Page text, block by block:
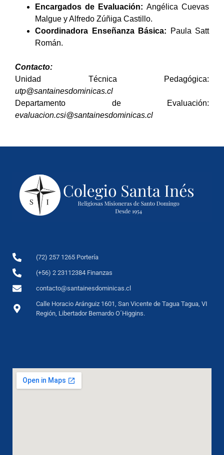
Encargados de Evaluación: Angélica Cuevas
Malgue y Alfredo Zúñiga Castillo.
Coordinadora Enseñanza Básica:
Paula Satt
Román.
Contacto:
Unidad Técnica Pedagógica:
utp@santainesdominicas.cl
Departamento de Evaluación:
evaluacion.csi@santainesdominicas.cl
(72) 257 1265 Portería
(+56) 2 23112384 Finanzas
contacto@santainesdominicas.cl
Calle Horacio Aránguiz 1601, San Vicente de Tagua Tagua, VI
Región, Libertador Bernardo O´Higgins.